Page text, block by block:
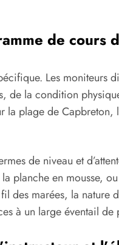
de cours
Les
de la condition
la plage de
de niveau et
planche en mousse,
marées, la nature
à un large éventail de